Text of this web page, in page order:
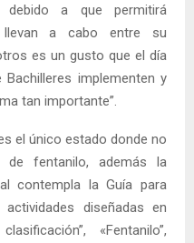
debido a que permitirá
a cabo entre su
es un gusto que el día
implementen y
tan importante”.
el único estado donde no
fentanilo, además la
contempla la Guía para
diseñadas en
«Fentanilo”,